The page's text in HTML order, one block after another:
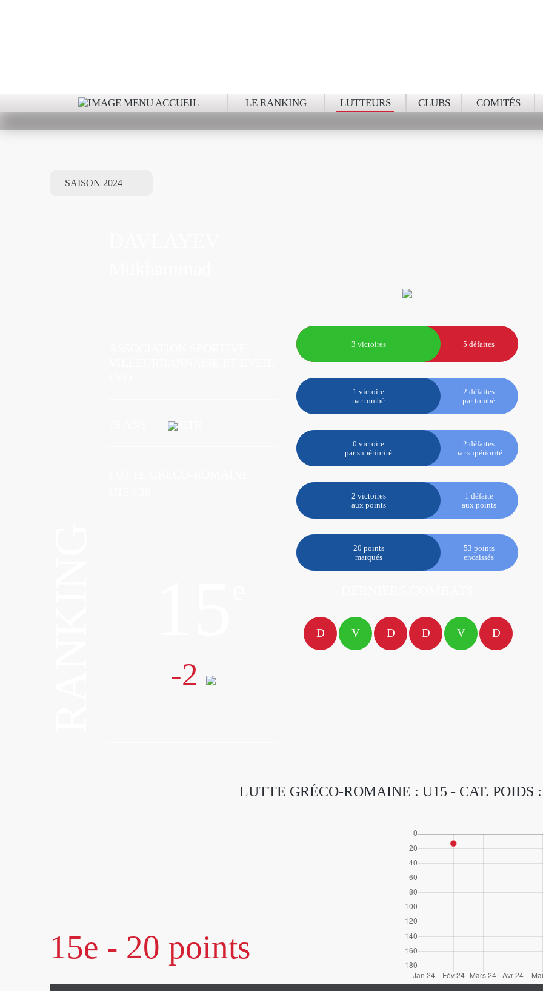
LE RANKING LUTTEURS CLUBS COMITÉS
-2
3 victoires 5 défaites
1 victoire
par tombé
2 défaites
par tombé
0 victoire
par supériorité
2 défaites
par supériorité
2 victoires
aux points
1 défaite
aux points
20 points
marqués
53 points
encaissés
D V D D V D
LUTTE GRÉCO-ROMAINE : U15 - CAT. POIDS
15e - 20 points